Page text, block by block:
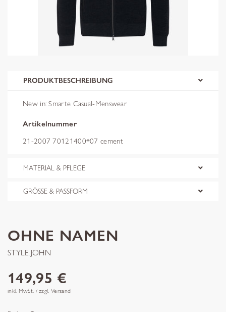
PRODUKTBESCHREIBUNG
New in: Smarte Casual-Menswear
Artikelnummer
21-2007 70121400*07 cement
MATERIAL & PFLEGE
GRÖSSE & PASSFORM
OHNE NAMEN
STYLE.JOHN
149,95 €
inkl. MwSt. / zzgl. Versand